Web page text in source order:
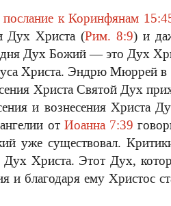
к Коринфянам
Дух Христа (Рим. 8:9) и
Дух Божий — это Дух
Христа. Эндрю Мюррей в
Христа Святой Дух
и вознесения Христа
от Иоанна 7:39
уже существовал.
Христа. Этот Дух,
и благодаря ему